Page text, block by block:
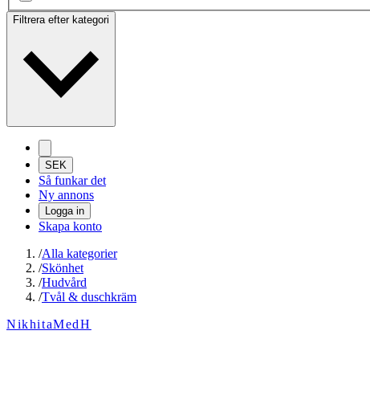
Filtrera efter kategori
SEK
Så funkar det
Ny annons
Logga in
Skapa konto
/Alla kategorier
/Skönhet
/Hudvård
/Tvål & duschkräm
NikhitaMedH